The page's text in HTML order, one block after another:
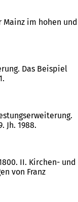
im hohen und
Das Beispiel
Jh. 1988.
II. Kirchen- und
von Franz